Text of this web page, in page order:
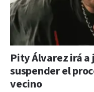
Pity Álvarez irá
suspender el
vecino